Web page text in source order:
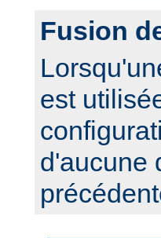
Fusion
est
d'aucune